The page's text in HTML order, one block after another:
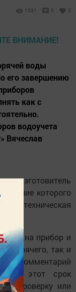
1031 0 0
воды
его завершению
как с
водоучета
Вячеслав
изготовитель
которого
и техническая
на прибор и
горячего, так и
комментарий
как этот срок
проверку или